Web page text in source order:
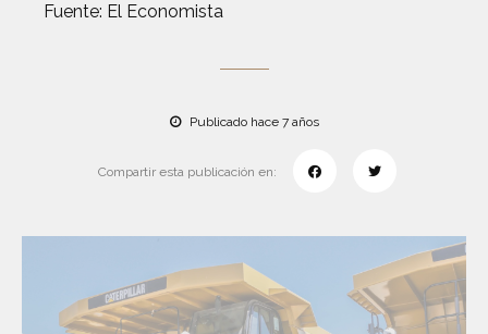
Fuente: El Economista
Publicado hace 7 años
Compartir esta publicación en: